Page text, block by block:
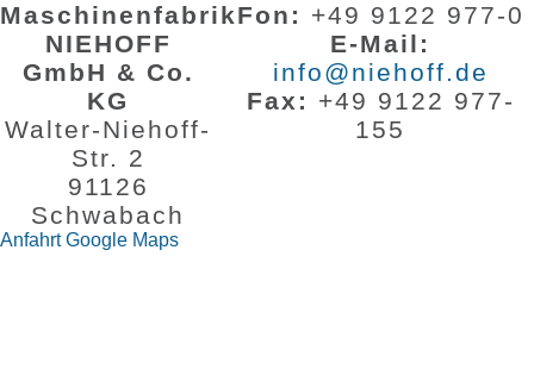
Maschinenfabrik
NIEHOFF
GmbH & Co.
KG
Walter-Niehoff-
Str. 2
91126
Schwabach
Anfahrt Google Maps
Fon: +49 9122 977-0
E-Mail:
info@niehoff.de
Fax: +49 9122 977-
155